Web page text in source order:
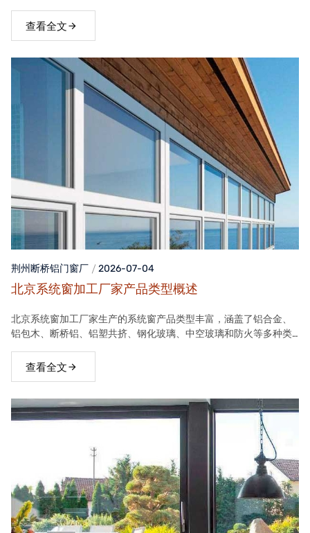
查看全文
荆州断桥铝门窗厂 2026-07-04
北京系统窗加工厂家产品类型概述
北京系统窗加工厂家生产的系统窗产品类型丰富，涵盖了铝合金、
铝包木、断桥铝、铝塑共挤、钢化玻璃、中空玻璃和防火等多种类
满足不同客户的需求。
查看全文